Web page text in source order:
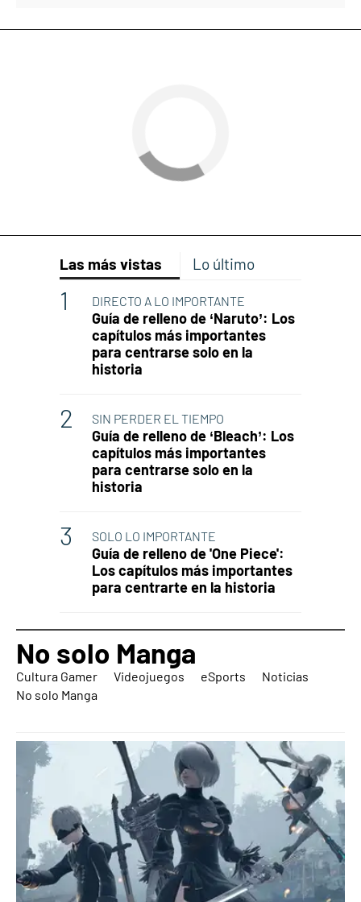
Las más vistas Lo último
DIRECTO A LO IMPORTANTE
Guía de relleno de ‘Naruto’: Los
capítulos más importantes
para centrarse solo en la
historia
SIN PERDER EL TIEMPO
Guía de relleno de ‘Bleach’: Los
capítulos más importantes
para centrarse solo en la
historia
SOLO LO IMPORTANTE
Guía de relleno de 'One Piece':
Los capítulos más importantes
para centrarte en la historia
No solo Manga
Cultura Gamer Videojuegos eSports
Noticias
No solo Manga